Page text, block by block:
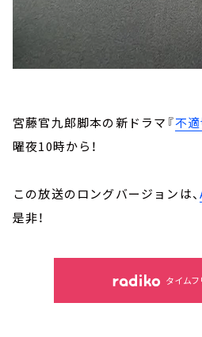
宮藤官九郎脚本の新ドラマ『不
曜夜10時から！
この放送のロングバージョンは、
是非！
タイムフ